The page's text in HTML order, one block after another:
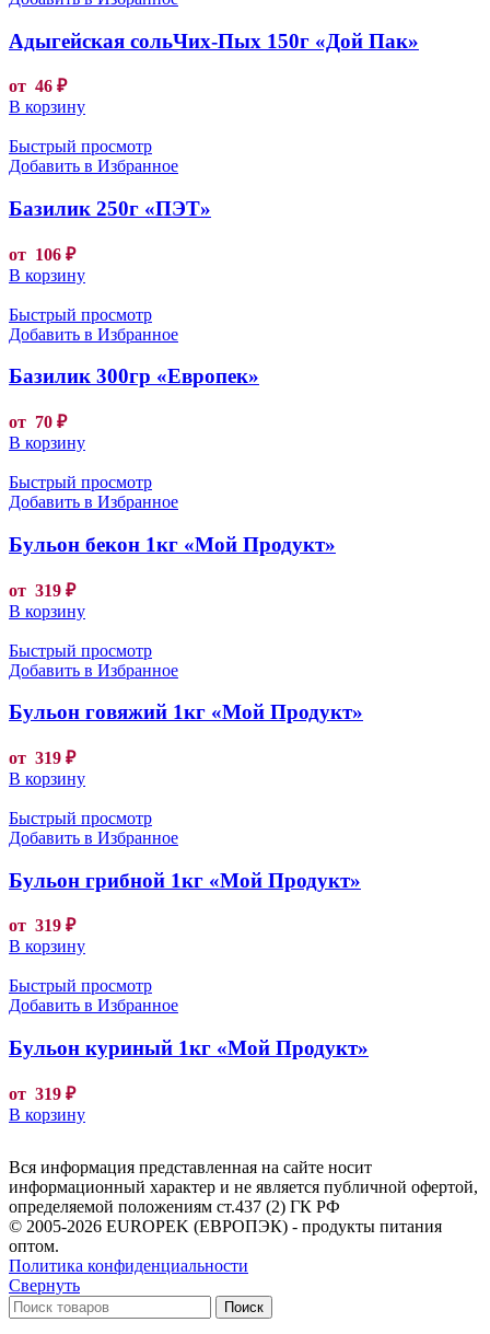
Адыгейская сольЧих-Пых 150г «Дой Пак»
от 46 ₽
В корзину
Быстрый просмотр
Добавить в Избранное
Базилик 250г «ПЭТ»
от 106 ₽
В корзину
Быстрый просмотр
Добавить в Избранное
Базилик 300гр «Европек»
от 70 ₽
В корзину
Быстрый просмотр
Добавить в Избранное
Бульон бекон 1кг «Мой Продукт»
от 319 ₽
В корзину
Быстрый просмотр
Добавить в Избранное
Бульон говяжий 1кг «Мой Продукт»
от 319 ₽
В корзину
Быстрый просмотр
Добавить в Избранное
Бульон грибной 1кг «Мой Продукт»
от 319 ₽
В корзину
Быстрый просмотр
Добавить в Избранное
Бульон куриный 1кг «Мой Продукт»
от 319 ₽
В корзину
Вся информация представленная на сайте носит
информационный характер и не является публичной офертой,
определяемой положениям ст.437 (2) ГК РФ
© 2005-2026 EUROPEK (ЕВРОПЭК) - продукты питания
оптом.
Политика конфиденциальности
Свернуть
Поиск